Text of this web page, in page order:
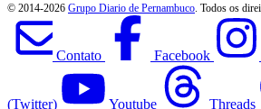
© 2014-2026 Grupo Diario de Pernambuco . Todos os
Contato Facebook
(Twitter) Youtube Threads